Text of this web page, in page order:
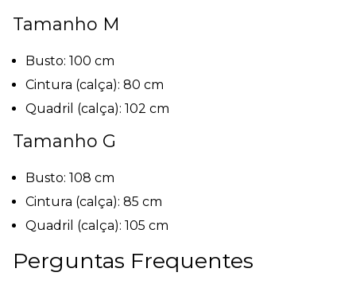
Tamanho M
Busto: 100 cm
Cintura (calça): 80 cm
Quadril (calça): 102 cm
Tamanho G
Busto: 108 cm
Cintura (calça): 85 cm
Quadril (calça): 105 cm
Perguntas Frequentes